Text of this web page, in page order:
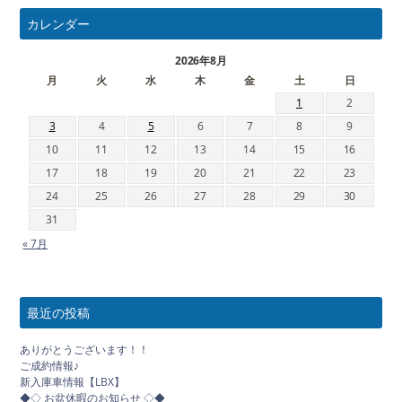
カレンダー
2026年8月
月
火 水 木 金 土
日
1
2
3
4 5 6 7 8
9
10
11 12 13 14 15
16
17
18 19 20 21 22
23
24
25 26 27 28 29
30
31
« 7月
最近の投稿
ありがとうございます！！
ご成約情報♪
新入庫車情報【LBX】
◆◇ お盆休暇のお知らせ ◇◆